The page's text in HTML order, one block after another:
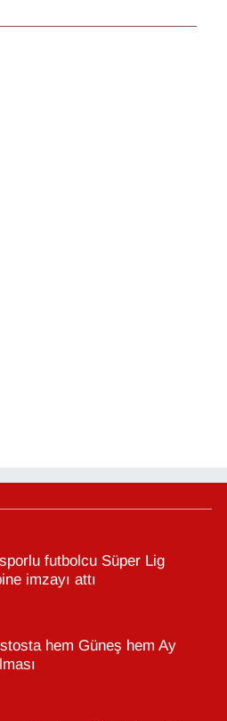
futbolcu Süper Lig
imzayı attı
hem Güneş hem Ay